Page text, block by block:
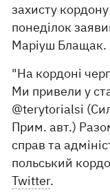
захисту
понеділок
Маріуш Блащак.
"На кордоні
Ми привели у
@terytorialsi
Прим. авт.)
справ та
польський
Twitter.